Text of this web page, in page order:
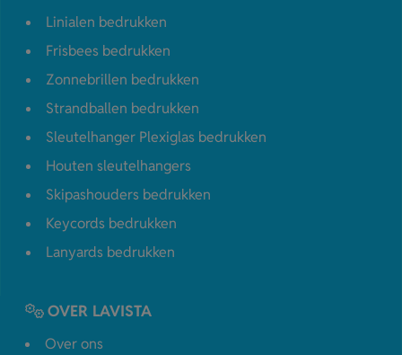
Linialen bedrukken
Frisbees bedrukken
Zonnebrillen bedrukken
Strandballen bedrukken
Sleutelhanger Plexiglas bedrukken
Houten sleutelhangers
Skipashouders bedrukken
Keycords bedrukken
Lanyards bedrukken
OVER LAVISTA
Over ons